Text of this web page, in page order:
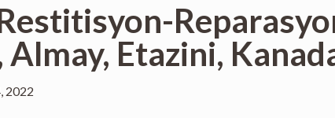
Almay, Etazini,
2022